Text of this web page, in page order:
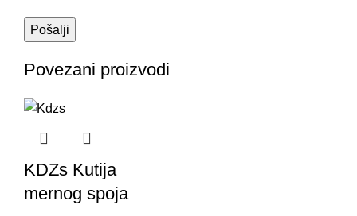
Povezani proizvodi
KDZs Kutija
mernog spoja